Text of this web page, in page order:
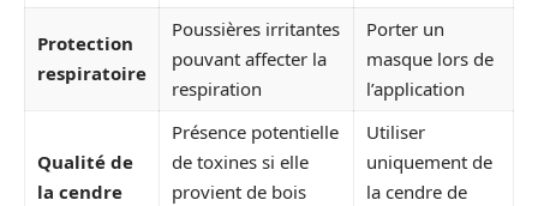
Protection
respiratoire
Poussières irritantes
pouvant affecter la
respiration
Porter un
masque lors de
l’application
Qualité de
la cendre
Présence potentielle
de toxines si elle
provient de bois
Utiliser
uniquement de
la cendre de